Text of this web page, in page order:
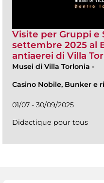
Visite per Gruppi e
settembre 2025 al
antiaerei di Villa
Musei di Villa Torlonia -
Casino Nobile, Bunker e
01/07 - 30/09/2025
Didactique pour tous